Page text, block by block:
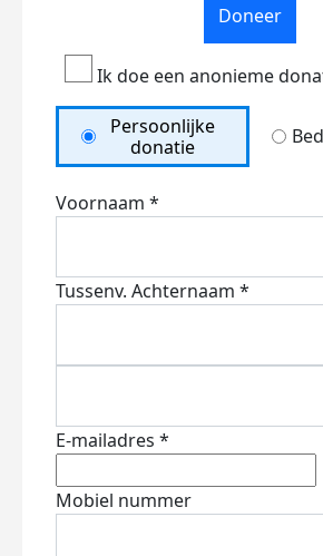
Doneer
Ik doe een anonieme
Persoonlijke
donatie
Voornaam *
Tussenv. Achternaam *
E-mailadres *
Mobiel nummer